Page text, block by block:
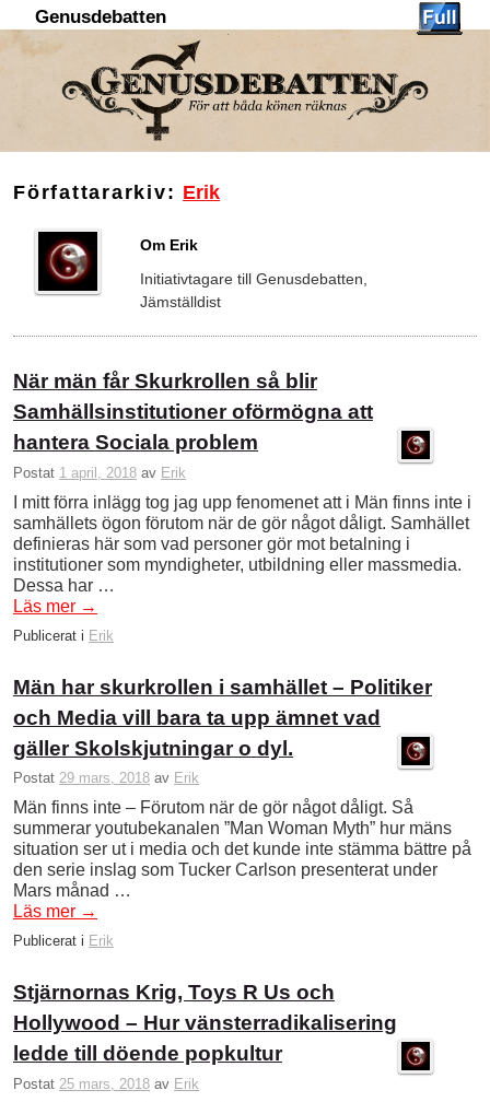
Genusdebatten
Författararkiv: Erik
Om Erik
Initiativtagare till Genusdebatten,
Jämställdist
När män får Skurkrollen så blir
Samhällsinstitutioner oförmögna att
hantera Sociala problem
Postat 1 april, 2018 av Erik
I mitt förra inlägg tog jag upp fenomenet att i Män finns inte i
samhällets ögon förutom när de gör något dåligt. Samhället
definieras här som vad personer gör mot betalning i
institutioner som myndigheter, utbildning eller massmedia.
Dessa har …
Läs mer →
Publicerat i Erik
Män har skurkrollen i samhället – Politiker
och Media vill bara ta upp ämnet vad
gäller Skolskjutningar o dyl.
Postat 29 mars, 2018 av Erik
Män finns inte – Förutom när de gör något dåligt. Så
summerar youtubekanalen ”Man Woman Myth” hur mäns
situation ser ut i media och det kunde inte stämma bättre på
den serie inslag som Tucker Carlson presenterat under
Mars månad …
Läs mer →
Publicerat i Erik
Stjärnornas Krig, Toys R Us och
Hollywood – Hur vänsterradikalisering
ledde till döende popkultur
Postat 25 mars, 2018 av Erik